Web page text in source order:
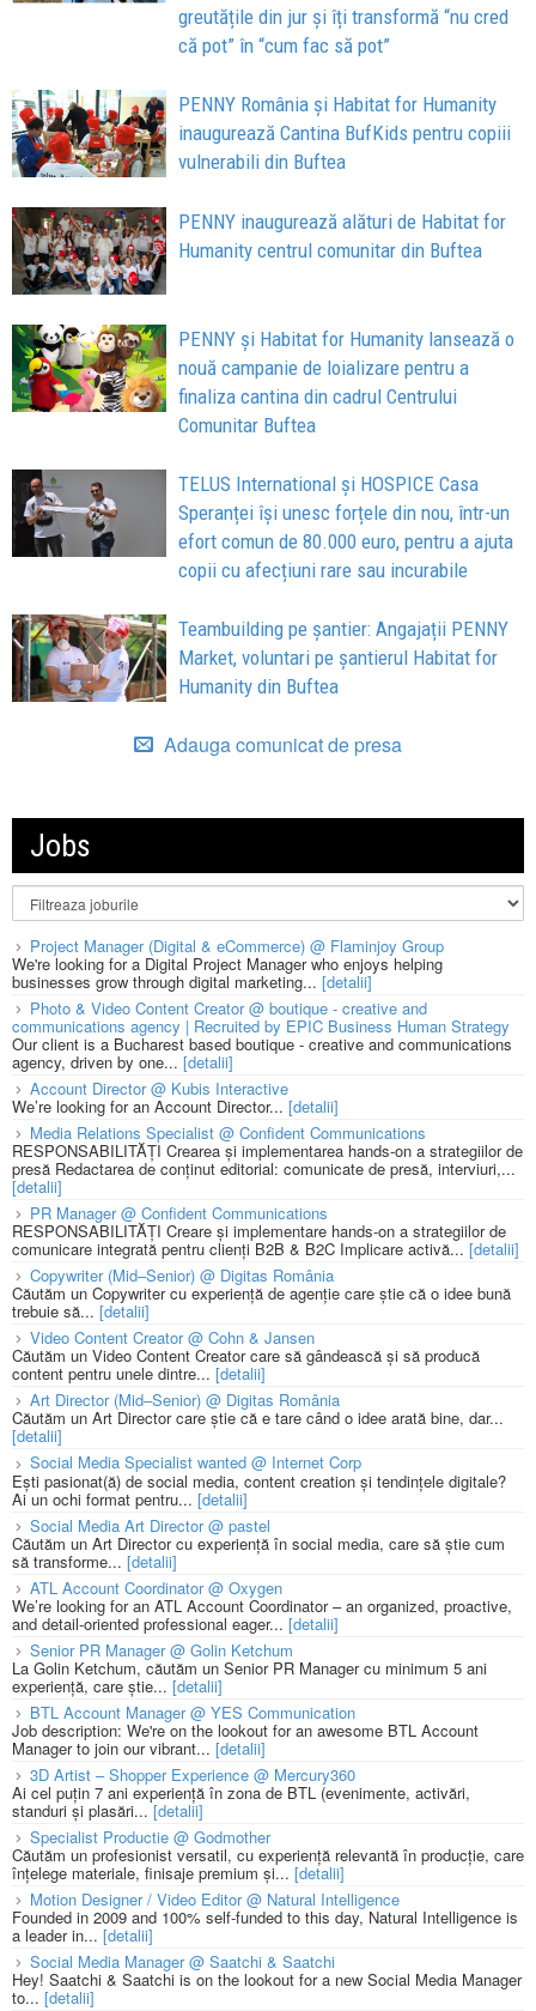
greutățile din jur și îți transformă “nu cred
că pot” în “cum fac să pot”
PENNY România și Habitat for Humanity
inaugurează Cantina BufKids pentru copiii
vulnerabili din Buftea
PENNY inaugurează alături de Habitat for
Humanity centrul comunitar din Buftea
PENNY și Habitat for Humanity lansează o
nouă campanie de loializare pentru a
finaliza cantina din cadrul Centrului
Comunitar Buftea
TELUS International și HOSPICE Casa
Speranței își unesc forțele din nou, într-un
efort comun de 80.000 euro, pentru a ajuta
copii cu afecțiuni rare sau incurabile
Teambuilding pe șantier: Angajații PENNY
Market, voluntari pe șantierul Habitat for
Humanity din Buftea
Adauga comunicat de presa
Jobs
Project Manager (Digital & eCommerce) @ Flaminjoy Group
We're looking for a Digital Project Manager who enjoys helping
businesses grow through digital marketing... [detalii]
Photo & Video Content Creator @ boutique - creative and
communications agency | Recruited by EPIC Business Human Strategy
Our client is a Bucharest based boutique - creative and communications
agency, driven by one... [detalii]
Account Director @ Kubis Interactive
We’re looking for an Account Director... [detalii]
Media Relations Specialist @ Confident Communications
RESPONSABILITĂȚI Crearea și implementarea hands-on a strategiilor de
presă Redactarea de conținut editorial: comunicate de presă, interviuri,...
[detalii]
PR Manager @ Confident Communications
RESPONSABILITĂȚI Creare și implementare hands-on a strategiilor de
comunicare integrată pentru clienți B2B & B2C Implicare activă... [detalii]
Copywriter (Mid–Senior) @ Digitas România
Căutăm un Copywriter cu experiență de agenție care știe că o idee bună
trebuie să... [detalii]
Video Content Creator @ Cohn & Jansen
Căutăm un Video Content Creator care să gândească și să producă
content pentru unele dintre... [detalii]
Art Director (Mid–Senior) @ Digitas România
Căutăm un Art Director care știe că e tare când o idee arată bine, dar...
[detalii]
Social Media Specialist wanted @ Internet Corp
Ești pasionat(ă) de social media, content creation și tendințele digitale?
Ai un ochi format pentru... [detalii]
Social Media Art Director @ pastel
Căutăm un Art Director cu experiență în social media, care să știe cum
să transforme... [detalii]
ATL Account Coordinator @ Oxygen
We’re looking for an ATL Account Coordinator – an organized, proactive,
and detail-oriented professional eager... [detalii]
Senior PR Manager @ Golin Ketchum
La Golin Ketchum, căutăm un Senior PR Manager cu minimum 5 ani
experiență, care știe... [detalii]
BTL Account Manager @ YES Communication
Job description: We're on the lookout for an awesome BTL Account
Manager to join our vibrant... [detalii]
3D Artist – Shopper Experience @ Mercury360
Ai cel puțin 7 ani experiență în zona de BTL (evenimente, activări,
standuri și plasări...[detalii]
Specialist Productie @ Godmother
Căutăm un profesionist versatil, cu experiență relevantă în producție, care
înțelege materiale, finisaje premium și... [detalii]
Motion Designer / Video Editor @ Natural Intelligence
Founded in 2009 and 100% self-funded to this day, Natural Intelligence is
a leader in... [detalii]
Social Media Manager @ Saatchi & Saatchi
Hey! Saatchi & Saatchi is on the lookout for a new Social Media Manager
to... [detalii]